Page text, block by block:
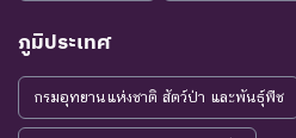
ภูมิประเทศ
กรมอุทยานแห่งชาติ สัตว์ป่า และพันธุ์พืช